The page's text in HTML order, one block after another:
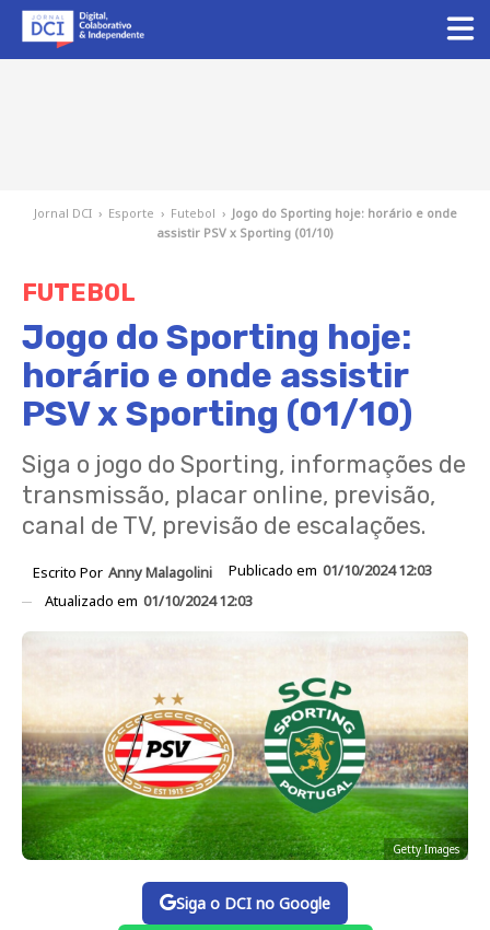
Jornal DCI › Esporte › Futebol › Jogo do Sporting hoje: horário e onde
assistir PSV x Sporting (01/10)
FUTEBOL
Jogo do Sporting hoje:
horário e onde assistir
PSV x Sporting (01/10)
Siga o jogo do Sporting, informações de
transmissão, placar online, previsão,
canal de TV, previsão de escalações.
Escrito Por Anny Malagolini Publicado em 01/10/2024 12:03
Atualizado em 01/10/2024 12:03
Getty Images
Siga o DCI no Google